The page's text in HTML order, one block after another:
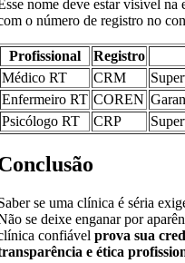
nome deve estar visível
o número de registro no
Profissional Registro
Médico RT
CRM
Enfermeiro RT COREN
Psicólogo RT
CRP
se uma clínica é séria
se deixe enganar por
confiávelprova sua
e ética